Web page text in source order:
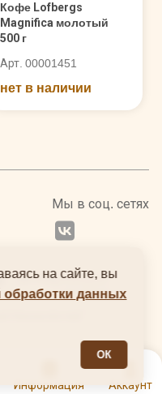
Информация Аккаунт
Кофе Lofbergs
Magnifica молотый
500 г
Арт. 00001451
нет в наличии
Мы в соц. сетях
на сайте, вы
обработки данных
ОК